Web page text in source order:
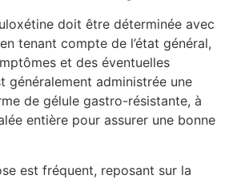
doit être déterminée avec
tenant compte de l’état général,
et des éventuelles
généralement administrée une
de gélule gastro-résistante, à
entière pour assurer une bonne
est fréquent, reposant sur la